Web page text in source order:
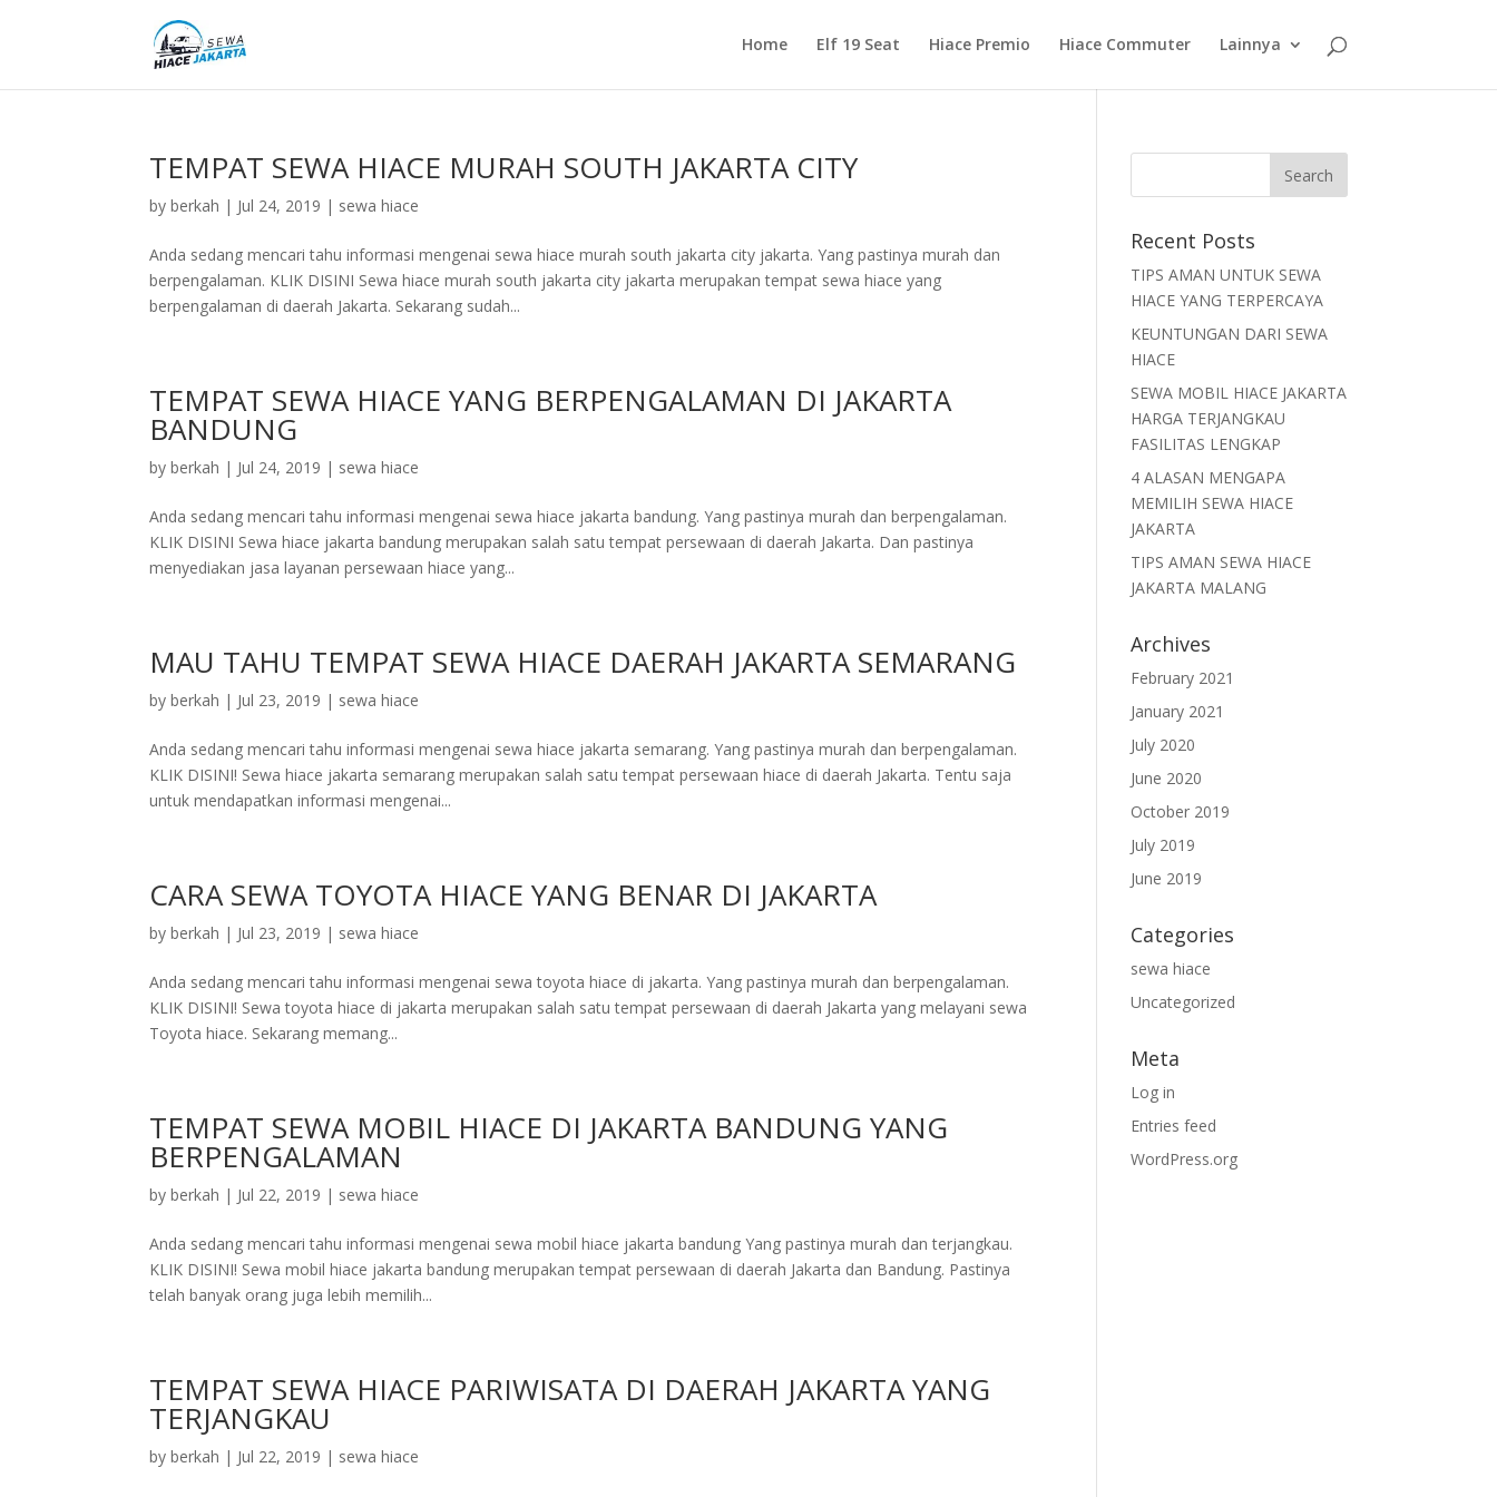
Home Elf 19 Seat Hiace Premio Hiace Commuter Lainnya
TEMPAT SEWA HIACE MURAH SOUTH JAKARTA CITY
byberkah | Jul 24, 2019 | sewa hiace
Anda sedang mencari tahu informasi mengenai sewa hiace murah south jakarta city jakarta. Yang pastinya murah dan
berpengalaman. KLIK DISINI Sewa hiace murah south jakarta city jakarta merupakan tempat sewa hiace yang
berpengalaman di daerah Jakarta. Sekarang sudah...
TEMPAT SEWA HIACE YANG BERPENGALAMAN DI JAKARTA
BANDUNG
byberkah | Jul 24, 2019 | sewa hiace
Anda sedang mencari tahu informasi mengenai sewa hiace jakarta bandung. Yang pastinya murah dan berpengalaman.
KLIK DISINI Sewa hiace jakarta bandung merupakan salah satu tempat persewaan di daerah Jakarta. Dan pastinya
menyediakan jasa layanan persewaan hiace yang...
MAU TAHU TEMPAT SEWA HIACE DAERAH JAKARTA SEMARANG
byberkah | Jul 23, 2019 | sewa hiace
Anda sedang mencari tahu informasi mengenai sewa hiace jakarta semarang. Yang pastinya murah dan berpengalaman.
KLIK DISINI! Sewa hiace jakarta semarang merupakan salah satu tempat persewaan hiace di daerah Jakarta. Tentu saja
untuk mendapatkan informasi mengenai...
CARA SEWA TOYOTA HIACE YANG BENAR DI JAKARTA
byberkah | Jul 23, 2019 | sewa hiace
Anda sedang mencari tahu informasi mengenai sewa toyota hiace di jakarta. Yang pastinya murah dan berpengalaman.
KLIK DISINI! Sewa toyota hiace di jakarta merupakan salah satu tempat persewaan di daerah Jakarta yang melayani sewa
Toyota hiace. Sekarang memang...
TEMPAT SEWA MOBIL HIACE DI JAKARTA BANDUNG YANG
BERPENGALAMAN
byberkah | Jul 22, 2019 | sewa hiace
Anda sedang mencari tahu informasi mengenai sewa mobil hiace jakarta bandung Yang pastinya murah dan terjangkau.
KLIK DISINI! Sewa mobil hiace jakarta bandung merupakan tempat persewaan di daerah Jakarta dan Bandung. Pastinya
telah banyak orang juga lebih memilih...
TEMPAT SEWA HIACE PARIWISATA DI DAERAH JAKARTA YANG
TERJANGKAU
byberkah | Jul 22, 2019 | sewa hiace
Recent Posts
TIPS AMAN UNTUK SEWA
HIACE YANG TERPERCAYA
KEUNTUNGAN DARI SEWA
HIACE
SEWA MOBIL HIACE JAKARTA
HARGA TERJANGKAU
FASILITAS LENGKAP
4 ALASAN MENGAPA
MEMILIH SEWA HIACE
JAKARTA
TIPS AMAN SEWA HIACE
JAKARTA MALANG
Archives
February 2021
January 2021
July 2020
June 2020
October 2019
July 2019
June 2019
Categories
sewa hiace
Uncategorized
Meta
Log in
Entries feed
WordPress.org